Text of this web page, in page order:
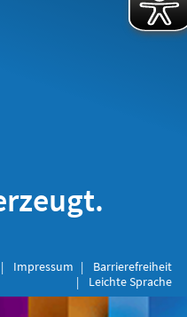
Impressum
Barrierefreiheit
Leichte Sprache